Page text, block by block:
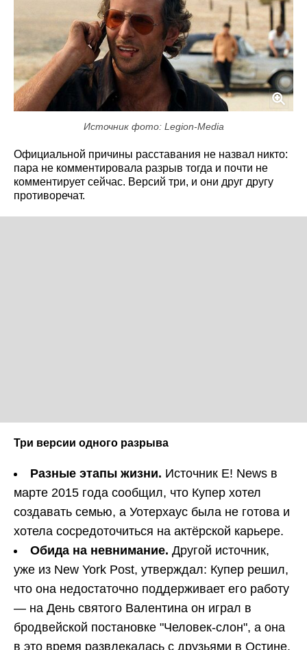
Источник фото: Legion-Media
Официальной причины расставания не назвал никто:
пара не комментировала разрыв тогда и почти не
комментирует сейчас. Версий три, и они друг другу
противоречат.
Три версии одного разрыва
Разные этапы жизни. Источник E! News в
марте 2015 года сообщил, что Купер хотел
создавать семью, а Уотерхаус была не готова и
хотела сосредоточиться на актёрской карьере.
Обида на невнимание. Другой источник,
уже из New York Post, утверждал: Купер решил,
что она недостаточно поддерживает его работу
— на День святого Валентина он играл в
бродвейской постановке "Человек-слон", а она
в это время развлекалась с друзьями в Остине.